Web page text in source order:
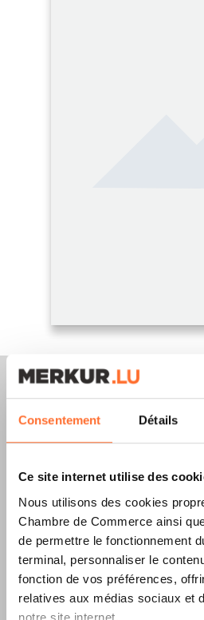
Consentement Détails
Ce site internet utilise des
Nous utilisons des cookies
Chambre de Commerce ainsi
de permettre le fonctionnement
terminal, personnaliser le
fonction de vos préférences,
relatives aux médias sociaux et
notre site internet.
2026